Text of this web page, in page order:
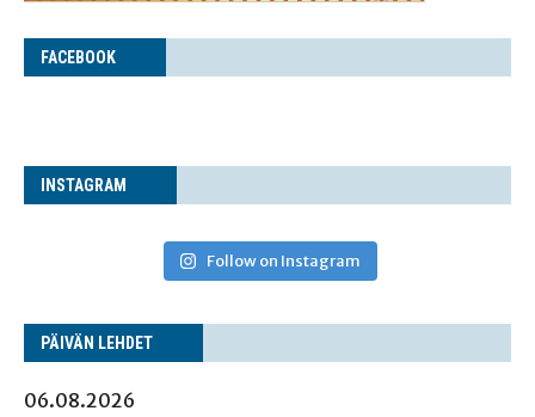
FACE­BOOK
INS­TA­GRAM
Follow on Instagram
PÄI­VÄN LEHDET
06.08.2026